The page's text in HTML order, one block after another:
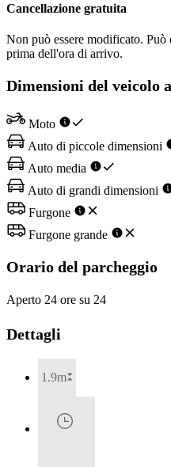
Cancellazione gratuita
Non può essere modificato. Può
prima dell'ora di arrivo.
Dimensioni del veicolo
Moto
Auto di piccole dimensioni
Auto media
Auto di grandi dimensioni
Furgone
Furgone grande
Orario del parcheggio
Aperto 24 ore su 24
Dettagli
1.9m